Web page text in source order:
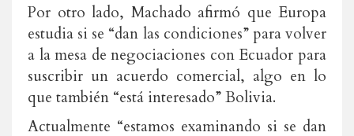
Por otro lado, Machado afirmó que Europa
estudia si se “dan las condiciones” para volver
a la mesa de negociaciones con Ecuador para
suscribir un acuerdo comercial, algo en lo
que también “está interesado” Bolivia.
Actualmente “estamos examinando si se dan